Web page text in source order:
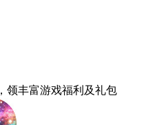
，领丰富游戏福利 及礼包